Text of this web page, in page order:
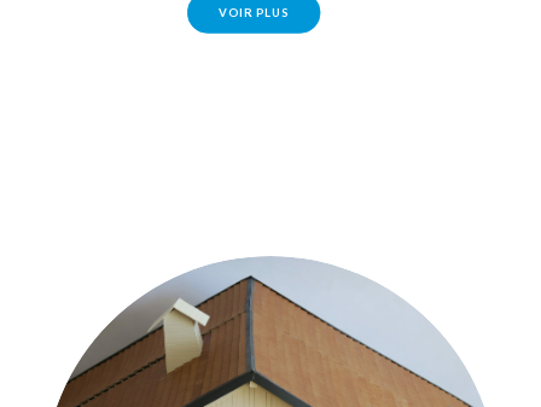
VOIR PLUS